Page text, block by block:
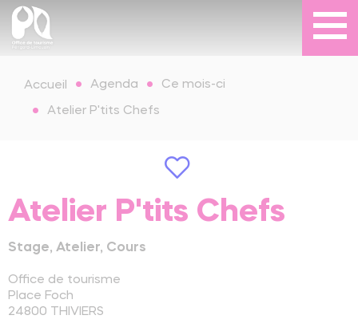
Accueil Agenda Ce mois-ci
Atelier P'tits Chefs
Atelier P'tits Chefs
Stage, Atelier, Cours
Office de tourisme
Place Foch
24800
THIVIERS